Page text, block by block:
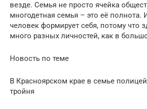
везде. Семья не просто ячейка
многодетная семья – это её полнота.
человек формирует себя, потому что
много разных личностей, как в
Новость по теме
В Красноярском крае в семье
тройня